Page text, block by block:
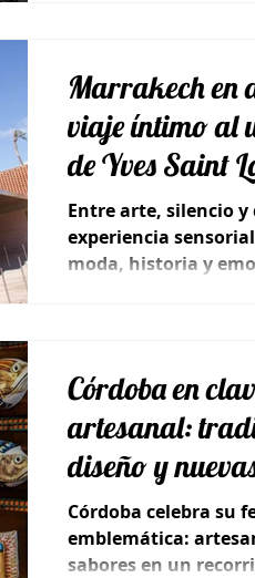
Marrakech en
viaje íntimo al
de Yves Saint
Jardín
Entre arte, silencio y
experiencia
moda, historia y
Córdoba en
artesanal:
diseño y
en una feria que
Córdoba celebra su
emblemática:
sabores en un